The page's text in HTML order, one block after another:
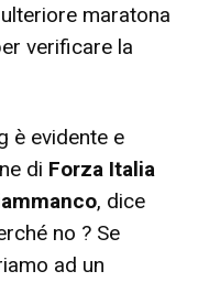
maratona
verificare la
è evidente e
di Forza Italia
, dice
no ? Se
ad un